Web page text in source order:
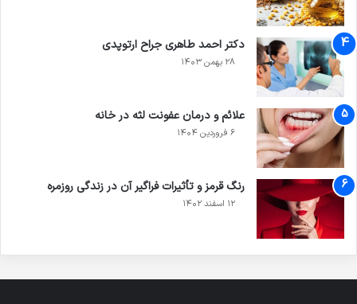
دکتر احمد طاهری جراح ارتوپدی
۲۸ بهمن ۱۴۰۳
علائم و درمان عفونت لثه در خانه
۶ فروردین ۱۴۰۴
رنگ قرمز و تأثیرات فراگیر آن در زندگی روزمره
۱۲ اسفند ۱۴۰۲